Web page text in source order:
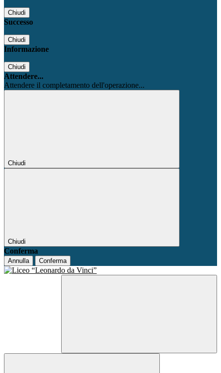
Chiudi
Successo
Chiudi
Informazione
Chiudi
Attendere...
Attendere il completamento dell'operazione...
Chiudi
Chiudi
Conferma
Annulla Conferma